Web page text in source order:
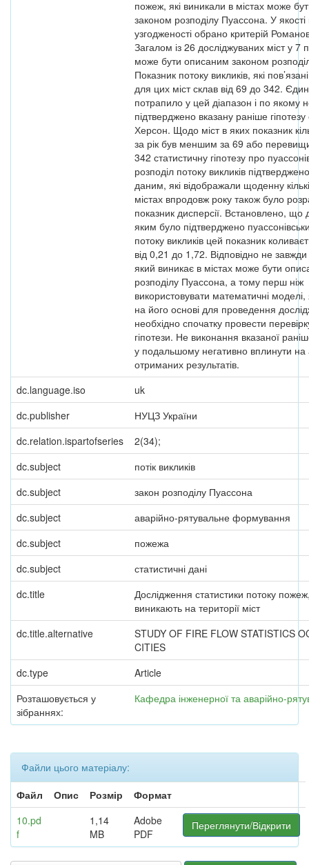
пожеж, які виникали в містах може
законом розподілу Пуассона. У якості
узгодженості обрано критерій
Загалом із 26 досліджуваних міст у 7
може бути описаним законом
Показник потоку викликів, які
для цих міст склав від 69 до 342.
потрапило у цей діапазон і по якому
підтверджено вказану раніше
Херсон. Щодо міст в яких показник
за рік був меншим за 69 або
342 статистичну гіпотезу про
розподіл потоку викликів
даним, які відображали щоденну
містах впродовж року також було
показник дисперсії. Встановлено, що
яким було підтверджено
потоку викликів цей показник
від 0,21 до 1,72. Відповідно не
який виникає в містах може бути
розподілу Пуассона, а тому перш ніж
використовувати математичні моделі,
на його основі для проведення
необхідно спочатку провести
гіпотези. Не виконання вказаної
у подальшому негативно вплинути на
отриманих результатів.
dc.language.iso
uk
dc.publisher
НУЦЗ України
dc.relation.ispartofseries
2(34);
dc.subject
потік викликів
dc.subject
закон розподілу Пуассона
dc.subject
аварійно-рятувальне формування
dc.subject
пожежа
dc.subject
статистичні дані
dc.title
Дослідження статистики потоку
виникають на території міст
dc.title.alternative
STUDY OF FIRE FLOW STATISTICS
CITIES
dc.type
Article
Розташовується у
зібраннях:
Кафедра інженерної та аварійно-
Файли цього матеріалу:
Файл
Опис Розмір
Формат
10.pd
f
1,14
MB
Adobe
PDF
Переглянути/Відкрити